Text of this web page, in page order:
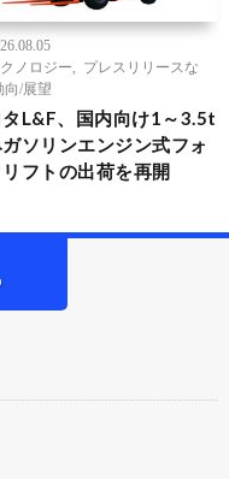
ノロジー
プレスリリースな
向/展望
タL&F、国内向け1～3.5t
ソリンエンジン式フォ
フトの出荷を再開